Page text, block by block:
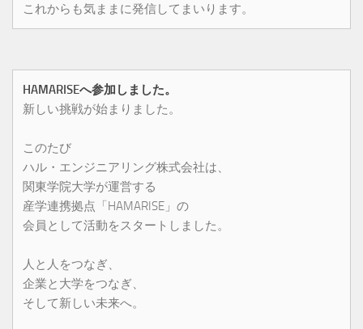
これからも気ままに発信してまいります。
HAMARISEへ参加しました。
新しい挑戦が始まりました。
このたび
ハル・エンジニアリング株式会社は、
関東学院大学が運営する
産学連携拠点「HAMARISE」の
会員として活動をスタートしました。
人と人をつなぎ、
企業と大学をつなぎ、
そして新しい未来へ。